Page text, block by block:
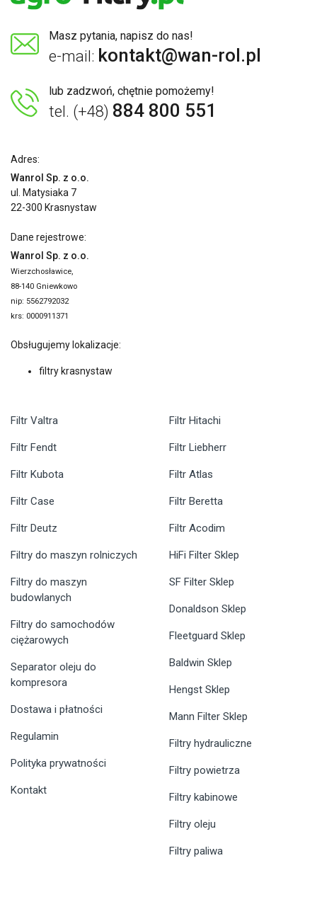
Masz pytania, napisz do nas!
e-mail: kontakt@wan-rol.pl
lub zadzwoń, chętnie pomożemy!
tel. (+48) 884 800 551
Adres:
Wanrol Sp. z o.o.
ul. Matysiaka 7
22-300 Krasnystaw
Dane rejestrowe:
Wanrol Sp. z o.o.
Wierzchosławice,
88-140 Gniewkowo
nip: 5562792032
krs: 0000911371
Obsługujemy lokalizacje:
filtry krasnystaw
Filtr Valtra
Filtr Fendt
Filtr Kubota
Filtr Case
Filtr Deutz
Filtr Hitachi
Filtr Liebherr
Filtr Atlas
Filtr Beretta
Filtr Acodim
Filtry do maszyn rolniczych
Filtry do maszyn
budowlanych
Filtry do samochodów
ciężarowych
Separator oleju do
kompresora
Dostawa i płatności
Regulamin
Polityka prywatności
Kontakt
HiFi Filter Sklep
SF Filter Sklep
Donaldson Sklep
Fleetguard Sklep
Baldwin Sklep
Hengst Sklep
Mann Filter Sklep
Filtry hydrauliczne
Filtry powietrza
Filtry kabinowe
Filtry oleju
Filtry paliwa